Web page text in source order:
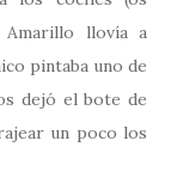
llovía a
pintaba uno de
dejó el bote de
un poco los